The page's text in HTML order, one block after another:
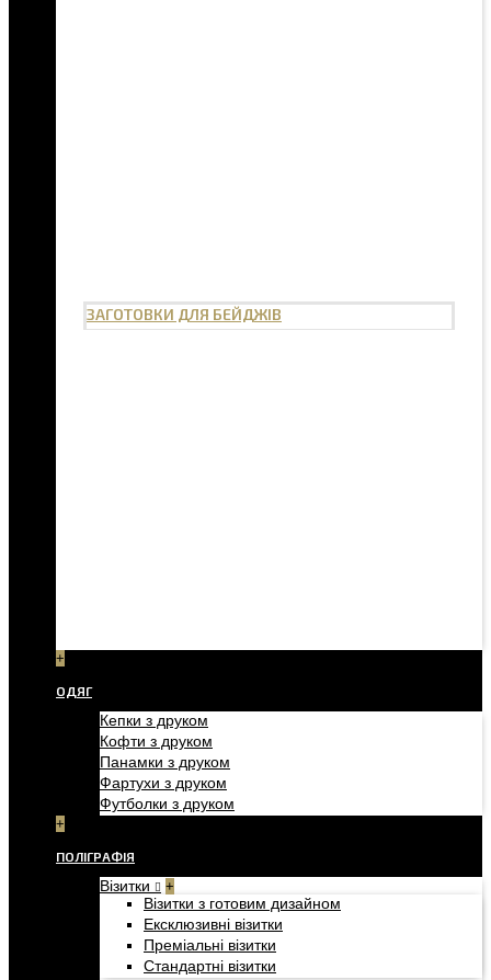
ЗАГОТОВКИ ДЛЯ БЕЙДЖІВ
+
ОДЯГ
Кепки з друком
Кофти з друком
Панамки з друком
Фартухи з друком
Футболки з друком
+
ПОЛІГРАФІЯ
Візитки +
Візитки з готовим дизайном
Ексклюзивні візитки
Преміальні візитки
Стандартні візитки